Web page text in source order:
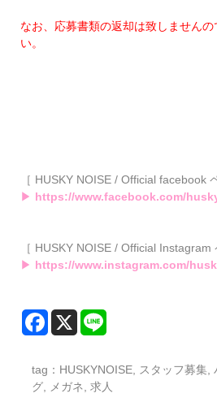
なお、応募書類の返却は致しません
い。
［ HUSKY NOISE / Official facebook
▶ https://www.facebook.com/
［ HUSKY NOISE / Official Instagram
▶ https://www.instagram.com/
tag： HUSKYNOISE, スタッフ募集,
グ, メガネ,求人